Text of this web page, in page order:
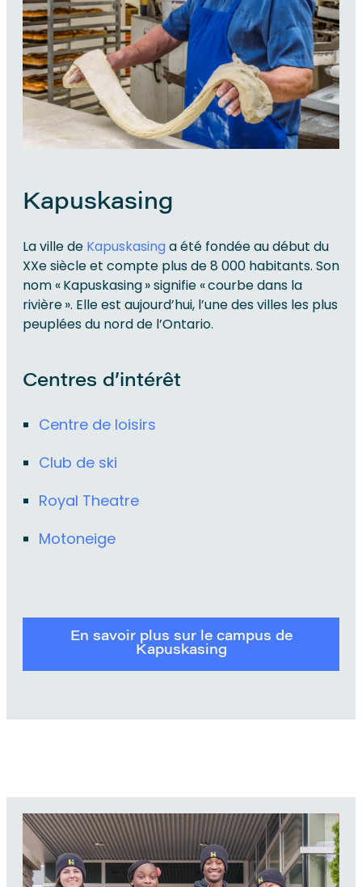
Kapuskasing
La ville de Kapuskasing a été fondée au début du
XXe siècle et compte plus de 8 000 habitants. Son
nom « Kapuskasing » signifie « courbe dans la
rivière ». Elle est aujourd’hui, l’une des villes les plus
peuplées du nord de l’Ontario.
Centres d’intérêt
Centre de loisirs
Club de ski
Royal Theatre
Motoneige
En savoir plus sur le campus de
Kapuskasing